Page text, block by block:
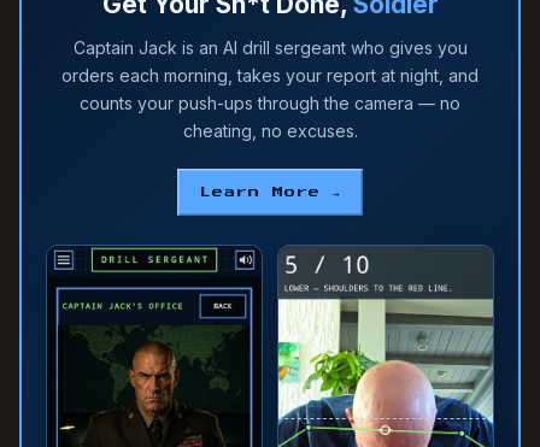
Captain Jack is an AI drill sergeant who gives you
orders each morning, takes your report at night, and
counts your push-ups through the camera — no
cheating, no excuses.
Learn More →